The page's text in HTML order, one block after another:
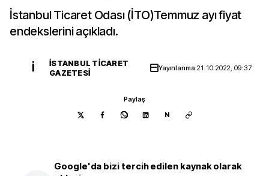
İstanbul Ticaret Odası (İTO)Temmuz ayı fiyat
endekslerini açıkladı.
İ
İSTANBUL TICARET
GAZETESI
Yayınlanma 21.10.2022, 09:37
Paylaş
N
Google'da bizi tercih edilen kaynak olarak